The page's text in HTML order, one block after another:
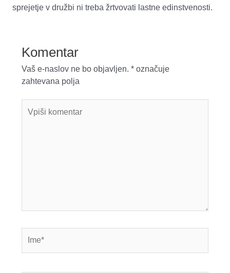
sprejetje v družbi ni treba žrtvovati lastne edinstvenosti.
Komentar
Vaš e-naslov ne bo objavljen. *označuje
zahtevana polja
komentar